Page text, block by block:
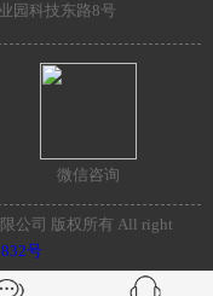
园科技东路8号
微信咨询
公司 版权所有 All right
号